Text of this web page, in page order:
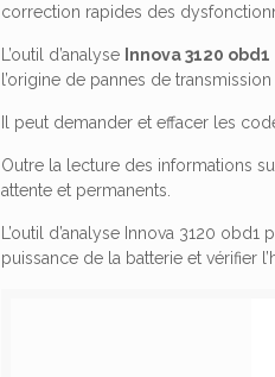
correction rapides des
L’outil d’analyse Innova 3120 obd1
l’origine de pannes de transmission
Il peut demander et effacer les
Outre la lecture des informations
attente et permanents.
L’outil d’analyse Innova 3120
puissance de la batterie et vérifier